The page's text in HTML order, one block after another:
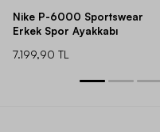
Nike P-6000 Sportswear
Erkek Spor Ayakkabı
7.199,90 TL